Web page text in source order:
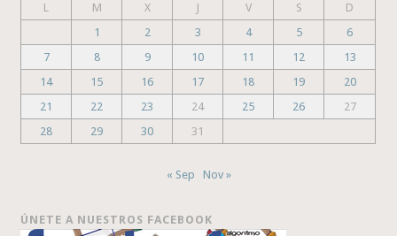
L
M X J V S
D
1
2 3 4 5
6
7
8 9 10 11 12
13
14
15 16 17 18 19
20
21
22 23 24 25 26
27
28
29 30 31
« Sep Nov »
ÚNETE A NUESTROS FACEBOOK